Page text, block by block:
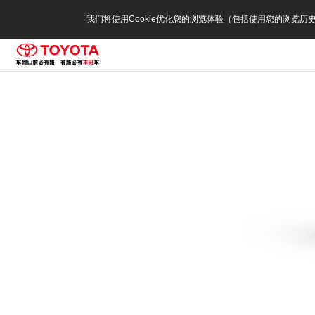
我们将使用Cookie优化您的浏览体验（包括使用您的浏览历